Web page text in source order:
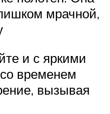
мрачной,
и с яркими
временем
вызывая